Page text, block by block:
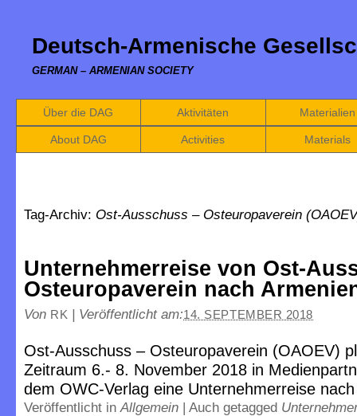
Deutsch-Armenische
GERMAN – ARMENIAN SOCIETY
Über die DAG Aktivitäten Materialien
About DAG Activities Materials
Tag-Archiv: Ost-Ausschuss – Osteuropaverein
Unternehmerreise von Ost-
Osteuropaverein nach
Von RK | Veröffentlicht am:14. SEPTEMBER 2018
Ost-Ausschuss – Osteuropaverein (OAOEV)
Zeitraum 6.- 8. November 2018 in
dem OWC-Verlag eine Unternehmerreise
Veröffentlicht inAllgemein | Auch getagged